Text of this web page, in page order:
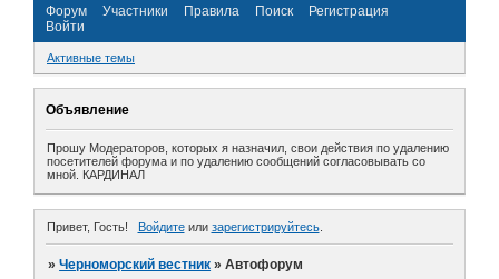
Форум
Участники Правила Поиск
Регистрация
Войти
Активные темы
Объявление
Прошу Модераторов, которых я назначил, свои действия по удалению
посетителей форума и по удалению сообщений согласовывать со
мной. КАРДИНАЛ
Привет, Гость! Войдитеили зарегистрируйтесь.
»Черноморский вестник »Автофорум